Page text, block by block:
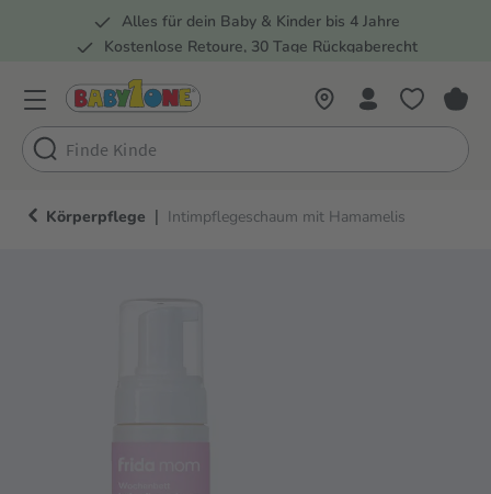
Zur Hauptnavigation springen
Alles für dein Baby & Kinder bis 4 Jahre
Kostenlose Retoure, 30 Tage Rückgaberecht
Körperpflege | Intimpflegeschaum mit Hamamelis